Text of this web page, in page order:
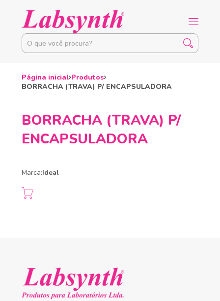
Página inicial Produtos
BORRACHA (TRAVA) P/ ENCAPSULADORA
BORRACHA (TRAVA) P/
ENCAPSULADORA
Marca:Ideal